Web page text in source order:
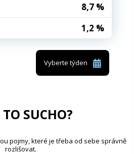
8,7 %
1,2 %
Vyberte týden
TO SUCHO?
pojmy, které je třeba od sebe správně
rozlišovat.